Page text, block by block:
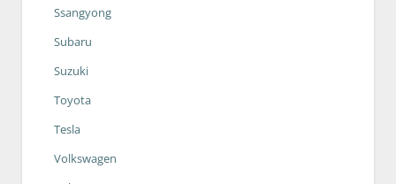
Ssangyong
Subaru
Suzuki
Toyota
Tesla
Volkswagen